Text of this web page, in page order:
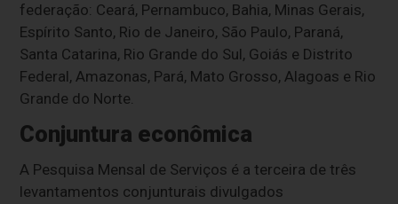
federação: Ceará, Pernambuco, Bahia, Minas Gerais,
Espírito Santo, Rio de Janeiro, São Paulo, Paraná,
Santa Catarina, Rio Grande do Sul, Goiás e Distrito
Federal, Amazonas, Pará, Mato Grosso, Alagoas e Rio
Grande do Norte.
Conjuntura econômica
A Pesquisa Mensal de Serviços é a terceira de três
levantamentos conjunturais divulgados